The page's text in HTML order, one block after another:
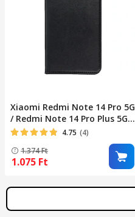
Xiaomi Redmi Note 14 Pro 5G
/ Redmi Note 14 Pro Plus 5G
kompatibilis telefontok,
könyvtok, bankkártyatartós,
mágneszáras, fekete, Smart
Magneto
4.75 (4)
1.374Ft
1.075 Ft